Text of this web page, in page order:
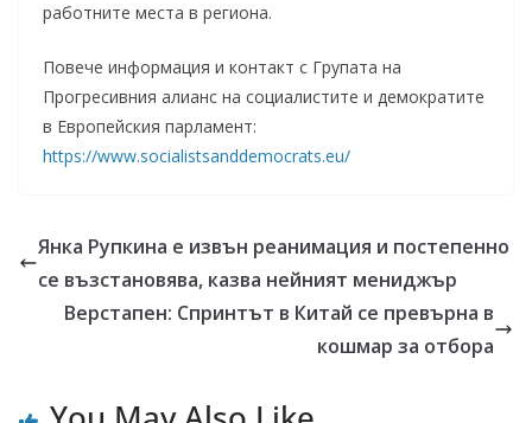
работните места в региона.
Повече информация и контакт с Групата на
Прогресивния алианс на социалистите и демократите
в Европейския парламент:
https://www.socialistsanddemocrats.eu/
Янка Рупкина е извън реанимация и постепенно
се възстановява, казва нейният мениджър
Верстапен: Спринтът в Китай се превърна в
кошмар за отбора